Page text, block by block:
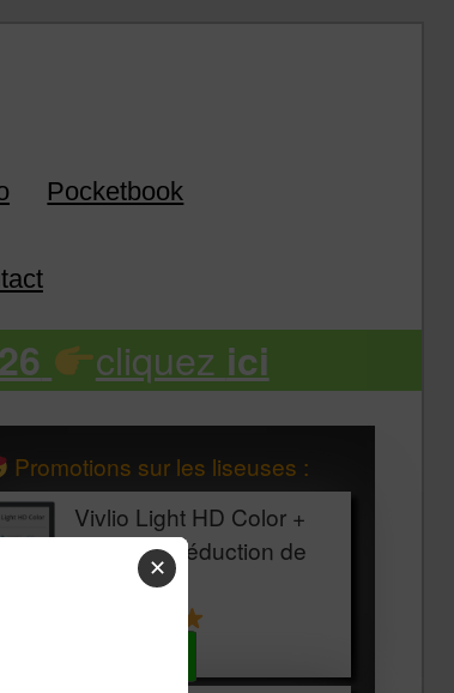
Pocketbook
cliquez ici
Promotions sur les liseuses :
Vivlio Light HD Color +
HOUSSE réduction de
✕